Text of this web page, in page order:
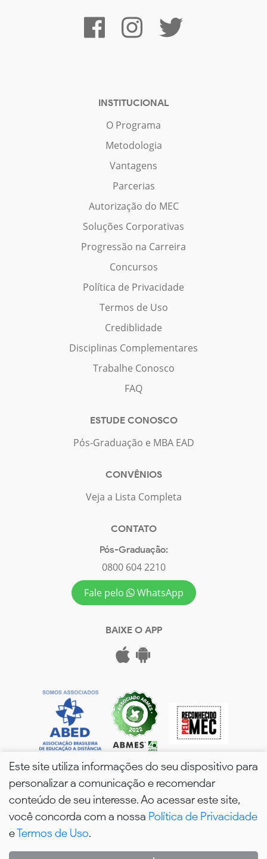
INSTITUCIONAL
O Programa
Metodologia
Vantagens
Parcerias
Autorização do MEC
Soluções Corporativas
Progressão na Carreira
Concursos
Política de Privacidade
Termos de Uso
Crediblidade
Disciplinas Complementares
Trabalhe Conosco
FAQ
ESTUDE CONOSCO
Pós-Graduação e MBA EAD
CONVÊNIOS
Veja a Lista Completa
CONTATO
Pós-Graduação:
0800 604 2210
Fale pelo
WhatsApp
BAIXE O APP
wPós - 2026. Todos os Direitos Reservados.
Este site utiliza informações do seu dispositivo para
personalizar a comunicação e recomendar
conteúdo de seu interesse. Ao acessar este site,
você concorda com a nossa Política de Privacidade
eTermos de Uso.